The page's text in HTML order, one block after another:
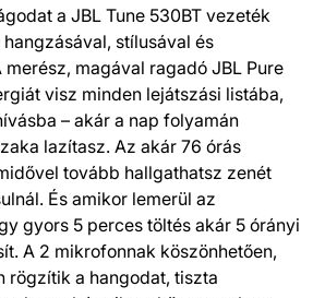
a JBL Tune 530BT vezeték
stílusával és
magával ragadó JBL Pure
visz minden lejátszási listába,
– akár a nap folyamán
lazítasz. Az akár 76 órás
tovább hallgathatsz zenét
És amikor lemerül az
gyors 5 perces töltés akár 5 órányi
A 2 mikrofonnak köszönhetően,
rögzítik a hangodat, tiszta